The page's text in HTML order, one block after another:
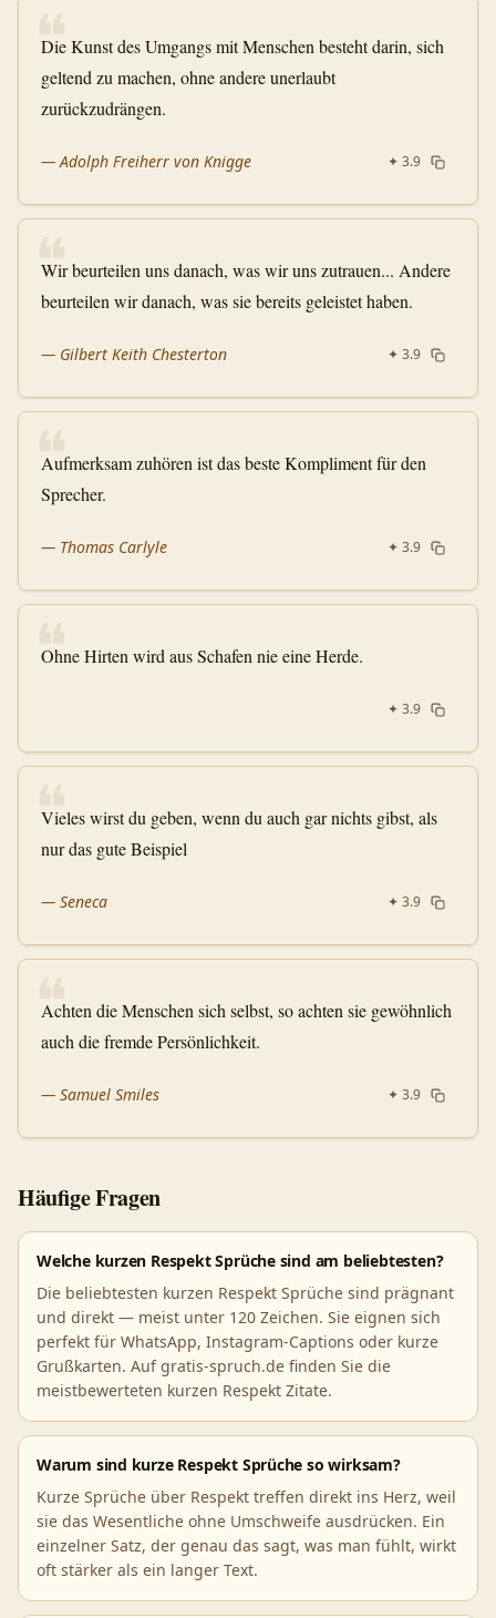
❝
Die Kunst des Umgangs mit Menschen besteht darin, sich
geltend zu machen, ohne andere unerlaubt
zurückzudrängen.
—Adolph Freiherr von Knigge ✦ 3.9
❝
Wir beurteilen uns danach, was wir uns zutrauen... Andere
beurteilen wir danach, was sie bereits geleistet haben.
— Gilbert Keith Chesterton ✦ 3.9
❝
Aufmerksam zuhören ist das beste Kompliment für den
Sprecher.
— Thomas Carlyle ✦ 3.9
❝
Ohne Hirten wird aus Schafen nie eine Herde.
✦ 3.9
❝
Vieles wirst du geben, wenn du auch gar nichts gibst, als
nur das gute Beispiel
— Seneca ✦ 3.9
❝
Achten die Menschen sich selbst, so achten sie gewöhnlich
auch die fremde Persönlichkeit.
— Samuel Smiles ✦ 3.9
Häufige Fragen
Welche kurzen Respekt Sprüche sind am beliebtesten?
Die beliebtesten kurzen Respekt Sprüche sind prägnant
und direkt — meist unter 120 Zeichen. Sie eignen sich
perfekt für WhatsApp, Instagram-Captions oder kurze
Grußkarten. Auf gratis-spruch.de finden Sie die
meistbewerteten kurzen Respekt Zitate.
Warum sind kurze Respekt Sprüche so wirksam?
Kurze Sprüche über Respekt treffen direkt ins Herz, weil
sie das Wesentliche ohne Umschweife ausdrücken. Ein
einzelner Satz, der genau das sagt, was man fühlt, wirkt
oft stärker als ein langer Text.